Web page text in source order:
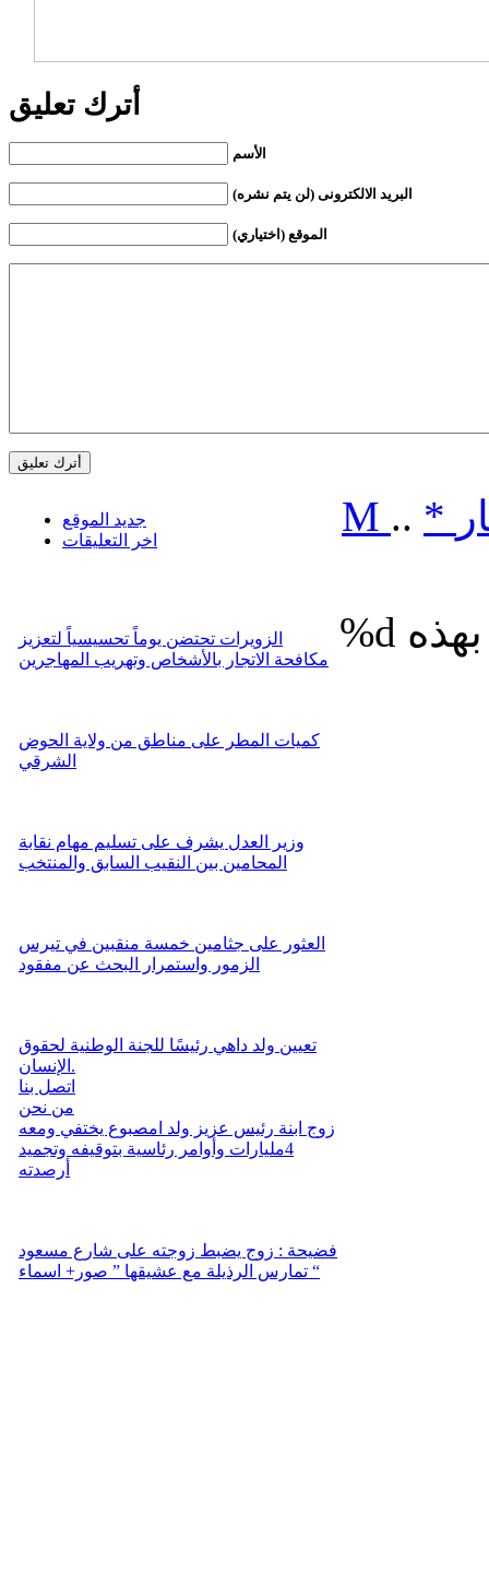
أترك تعليق
الأسم
البريد الالكترونى (لن يتم نشره)
الموقع (اختياري)
جديد الموقع
اخر التعليقات
الزويرات تحتضن يوماً تحسيسياً لتعزيز
مكافحة الاتجار بالأشخاص وتهريب المهاجرين
كميات المطر على مناطق من ولاية الحوض
الشرقي
وزير العدل يشرف على تسليم مهام نقابة
المحامين بين النقيب السابق والمنتخب
العثور على جثامين خمسة منقبين في تيرس
الزمور واستمرار البحث عن مفقود
تعيين ولد داهي رئيسًا للجنة الوطنية لحقوق
الإنسان.
اتصل بنا
من نحن
زوج ابنة رئيس عزيز ولد امصبوع يختفي ومعه
4مليارات وأوامر رئاسية بتوقيفه وتجميد
أرصدته
فضيحة : زوج يضبط زوجته على شارع مسعود
تمارس الرذيلة مع عشيقها ” صور+ اسماء “
M .. *
%d